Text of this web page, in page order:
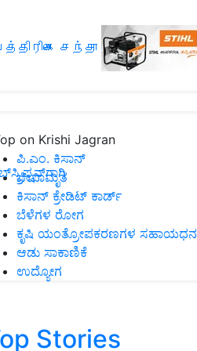
சந்தா
on Krishi Jagran
ಪಿ.ಎಂ. ಕಿಸಾನ್
ಜೀವಾಮೃತ
ಕಿಸಾನ್ ಕ್ರೇಡಿಟ್ ಕಾರ್ಡ್
ಬೆಳೆಗಳ ರೋಗ
ಕೃಷಿ ಯಂತ್ರೋಪಕರಣಗಳ ಸಹಾಯಧನ
ಆಡು ಸಾಕಾಣಿಕೆ
ಉದ್ಯೋಗ
Stories